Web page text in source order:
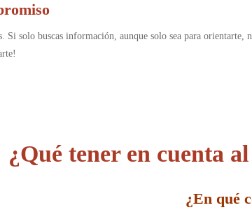
Si solo buscas información, aunque solo sea para orientarte,
¿Qué tener en cuenta
¿En qué